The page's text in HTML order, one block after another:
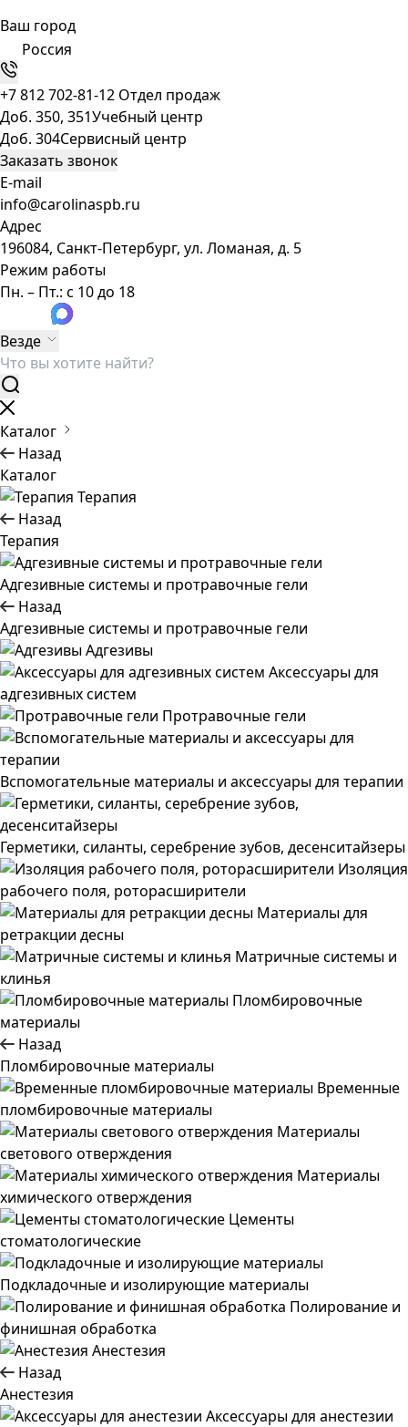
Ваш город
Россия
+7 812 702-81-12 Отдел продаж
Доб. 350, 351Учебный центр
Доб. 304Сервисный центр
Заказать звонок
E-mail
info@carolinaspb.ru
Адрес
196084, Санкт-Петербург, ул. Ломаная, д. 5
Режим работы
Пн. – Пт.: с 10 до 18
Везде
Каталог
Назад
Каталог
Терапия
Назад
Терапия
Адгезивные системы и протравочные гели
Назад
Адгезивные системы и протравочные гели
Адгезивы
Аксессуары для
адгезивных систем
Протравочные гели
Вспомогательные материалы и аксессуары для терапии
Герметики, силанты, серебрение зубов, десенситайзеры
Изоляция
рабочего поля, роторасширители
Материалы для
ретракции десны
Матричные системы и
клинья
Пломбировочные
материалы
Назад
Пломбировочные материалы
Временные
пломбировочные материалы
Материалы
светового отверждения
Материалы
химического отверждения
Цементы
стоматологические
Подкладочные и изолирующие материалы
Полирование и
финишная обработка
Анестезия
Назад
Анестезия
Аксессуары для анестезии